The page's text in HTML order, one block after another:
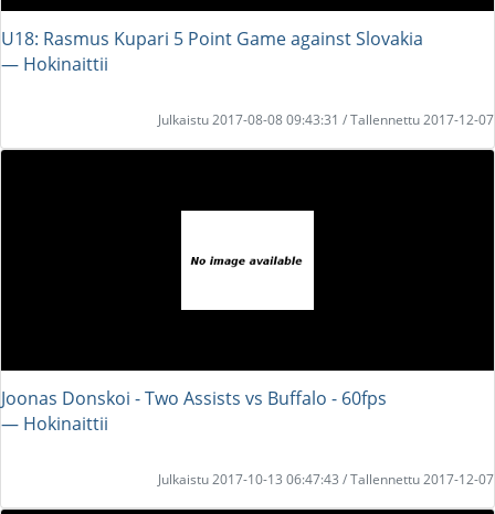
U18: Rasmus Kupari 5 Point Game against Slovakia
― Hokinaittii
Julkaistu 2017-08-08 09:43:31 / Tallennettu 2017-12-07
Joonas Donskoi - Two Assists vs Buffalo - 60fps
― Hokinaittii
Julkaistu 2017-10-13 06:47:43 / Tallennettu 2017-12-07